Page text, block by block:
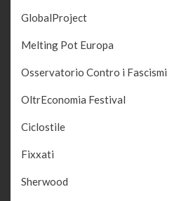
GlobalProject
Melting Pot Europa
Osservatorio Contro i Fascismi
OltrEconomia Festival
Ciclostile
Fixxati
Sherwood